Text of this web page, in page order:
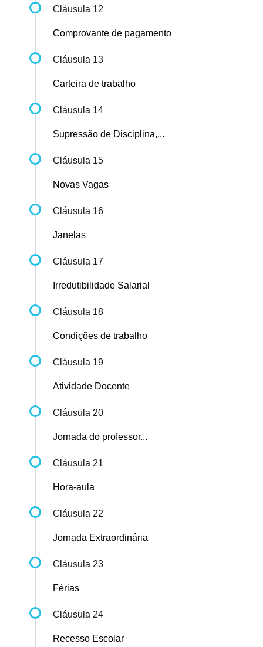
Cláusula 12
Comprovante de pagamento
Cláusula 13
Carteira de trabalho
Cláusula 14
Supressão de Disciplina,...
Cláusula 15
Novas Vagas
Cláusula 16
Janelas
Cláusula 17
Irredutibilidade Salarial
Cláusula 18
Condições de trabalho
Cláusula 19
Atividade Docente
Cláusula 20
Jornada do professor...
Cláusula 21
Hora-aula
Cláusula 22
Jornada Extraordinária
Cláusula 23
Férias
Cláusula 24
Recesso Escolar